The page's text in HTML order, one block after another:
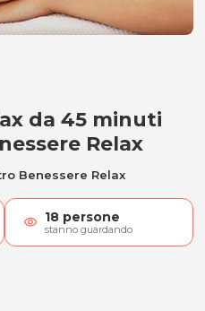
da 45 minuti
da 45 minuti
Relax
Benessere Relax
visibility 18 persone
stanno guardando